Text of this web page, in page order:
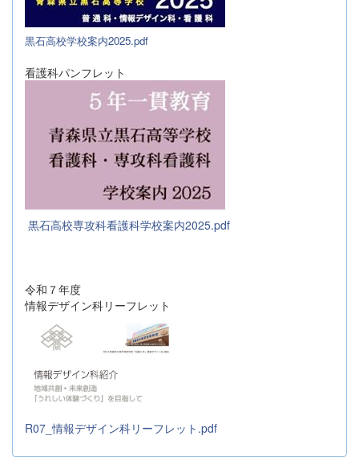
黒石高校学校案内2025.pdf
看護科パンフレット
黒石高校専攻科看護科学校案内2025.pdf
令和７年度
情報デザイン科リーフレット
R07_情報デザイン科リーフレット.pdf